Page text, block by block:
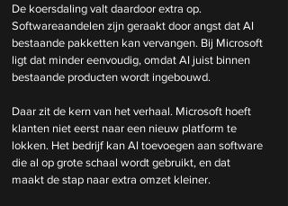
De koersdaling valt daardoor extra op.
Softwareaandelen zijn geraakt door angst dat AI
bestaande pakketten kan vervangen. Bij Microsoft
ligt dat minder eenvoudig, omdat AI juist binnen
bestaande producten wordt ingebouwd.
Daar zit de kern van het verhaal. Microsoft hoeft
klanten niet eerst naar een nieuw platform te
lokken. Het bedrijf kan AI toevoegen aan software
die al op grote schaal wordt gebruikt, en dat
maakt de stap naar extra omzet kleiner.